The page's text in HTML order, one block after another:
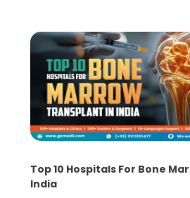
Top 10 Hospitals For Bone
India